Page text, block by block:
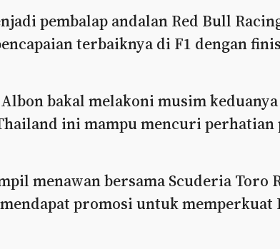
pembalap andalan Red Bull
terbaiknya di F1 dengan
bakal melakoni musim
ini mampu mencuri perhatian
menawan bersama Scuderia Toro
promosi untuk memperkuat